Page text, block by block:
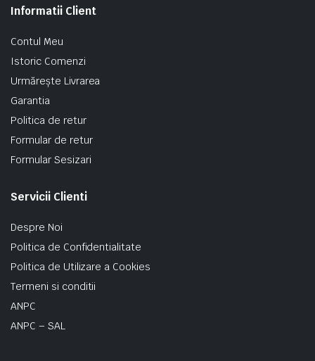
Informatii Client
Contul Meu
Istoric Comenzi
Urmărește Livrarea
Garantia
Politica de retur
Formular de retur
Formular Sesizari
Servicii Clienti
Despre Noi
Politica de Confidentialitate
Politica de Utilizare a Cookies
Termeni si conditii
ANPC
ANPC – SAL